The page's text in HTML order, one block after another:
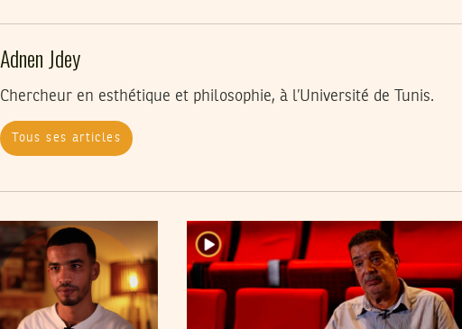
Adnen Jdey
Chercheur en esthétique et philosophie, à l’Université de Tunis.
Tous ses articles